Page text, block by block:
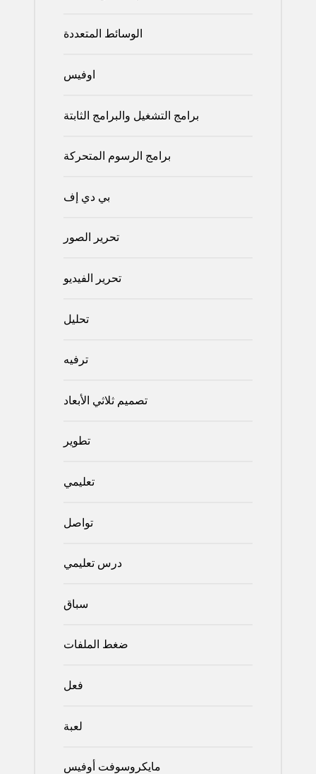
الوسائط المتعددة
اوفيس
برامج التشغيل والبرامج الثابتة
برامج الرسوم المتحركة
بي دي إف
تحرير الصور
تحرير الفيديو
تحليل
ترفيه
تصميم ثلاثي الأبعاد
تطوير
تعليمي
تواصل
درس تعليمي
سباق
ضغط الملفات
فعل
لعبة
مايكروسوفت أوفيس